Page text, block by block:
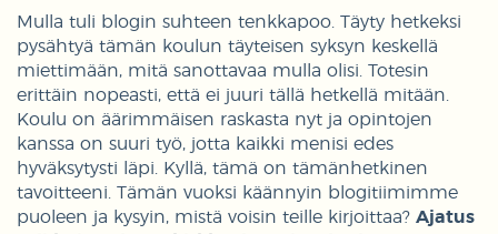
Mulla tuli blogin suhteen tenkkapoo. Täyty hetkeksi
pysähtyä tämän koulun täyteisen syksyn keskellä
miettimään, mitä sanottavaa mulla olisi. Totesin
erittäin nopeasti, että ei juuri tällä hetkellä mitään.
Koulu on äärimmäisen raskasta nyt ja opintojen
kanssa on suuri työ, jotta kaikki menisi edes
hyväksytysti läpi. Kyllä, tämä on tämänhetkinen
tavoitteeni. Tämän vuoksi käännyin blogitiimimme
puoleen ja kysyin, mistä voisin teille kirjoittaa? Ajatus